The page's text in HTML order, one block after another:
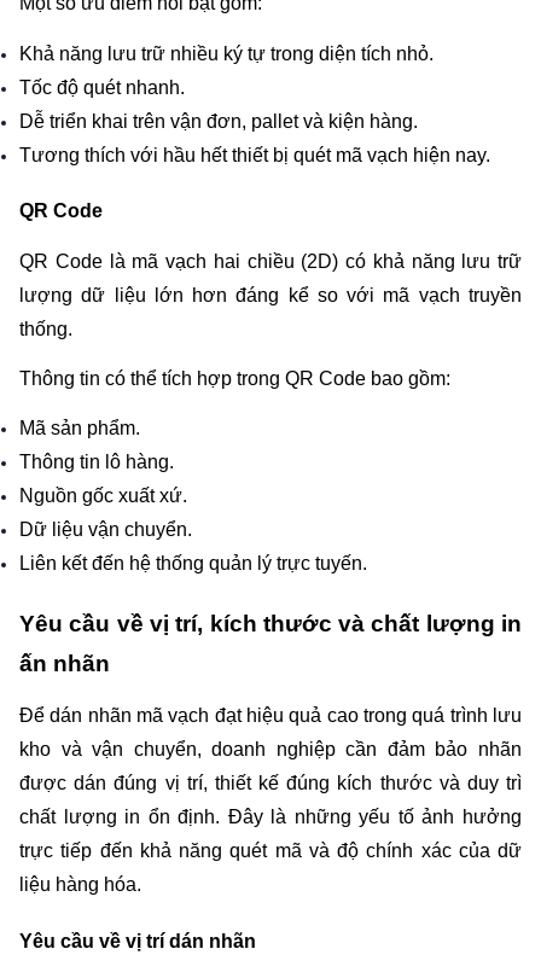
Khả năng lưu trữ nhiều ký tự trong diện tích nhỏ.
Tốc độ quét nhanh.
Dễ triển khai trên vận đơn, pallet và kiện hàng.
Tương thích với hầu hết thiết bị quét mã vạch hiện nay.
QR Code
QR Code là mã vạch hai chiều (2D) có khả năng lưu trữ
lượng dữ liệu lớn hơn đáng kể so với mã vạch truyền
thống.
Thông tin có thể tích hợp trong QR Code bao gồm:
Mã sản phẩm.
Thông tin lô hàng.
Nguồn gốc xuất xứ.
Dữ liệu vận chuyển.
Liên kết đến hệ thống quản lý trực tuyến.
Yêu cầu về vị trí, kích thước và chất lượng in
ấn nhãn
Để dán nhãn mã vạch đạt hiệu quả cao trong quá trình lưu
kho và vận chuyển, doanh nghiệp cần đảm bảo nhãn
được dán đúng vị trí, thiết kế đúng kích thước và duy trì
chất lượng in ổn định. Đây là những yếu tố ảnh hưởng
trực tiếp đến khả năng quét mã và độ chính xác của dữ
liệu hàng hóa.
Yêu cầu về vị trí dán nhãn